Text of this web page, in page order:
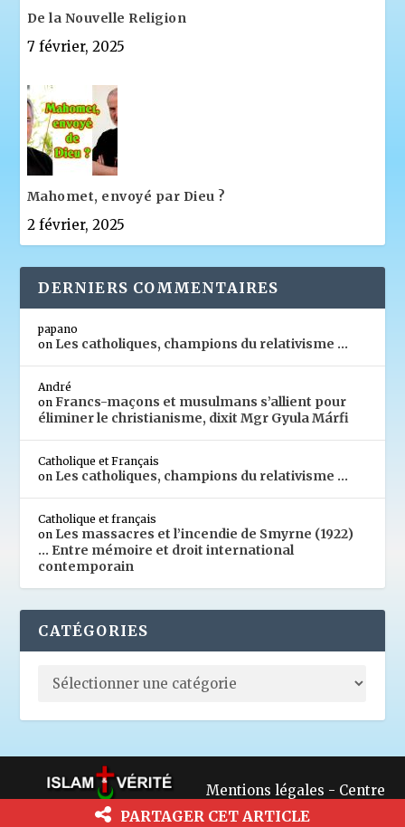
De la Nouvelle Religion
7 février, 2025
Mahomet, envoyé par Dieu ?
2 février, 2025
DERNIERS COMMENTAIRES
papano
on Les catholiques, champions du relativisme …
André
onFrancs-maçons et musulmans s’allient pour
éliminer le christianisme, dixit Mgr Gyula Márfi
Catholique et Français
on Les catholiques, champions du relativisme …
Catholique et français
on Les massacres et l’incendie de Smyrne (1922)
… Entre mémoire et droit international
contemporain
CATÉGORIES
Mentions légales - Centre
de confidentialité
PARTAGER CET ARTICLE